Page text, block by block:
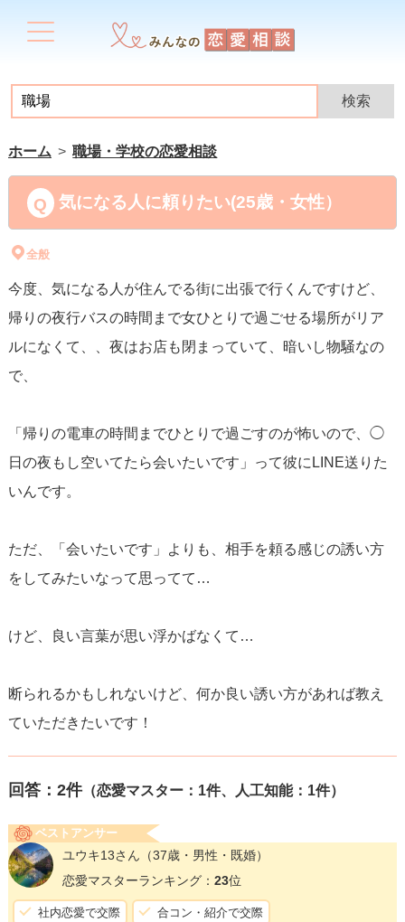
ホーム 職場・学校の恋愛相談
気になる人に頼りたい(25歳・女性）
全般
今度、気になる人が住んでる街に出張で行くんですけど、
帰りの夜行バスの時間まで女ひとりで過ごせる場所がリア
ルになくて、、夜はお店も閉まっていて、暗いし物騒なの
で、
「帰りの電車の時間までひとりで過ごすのが怖いので、◯
日の夜もし空いてたら会いたいです」って彼にLINE送りた
いんです。
ただ、「会いたいです」よりも、相手を頼る感じの誘い方
をしてみたいなって思ってて…
けど、良い言葉が思い浮かばなくて…
断られるかもしれないけど、何か良い誘い方があれば教え
ていただきたいです！
回答： 2件（恋愛マスター：1件、人工知能：1件）
ベストアンサー
ユウキ13さん （37歳・男性・既婚）
恋愛マスターランキング： 23位
社内恋愛で交際 合コン・紹介で交際